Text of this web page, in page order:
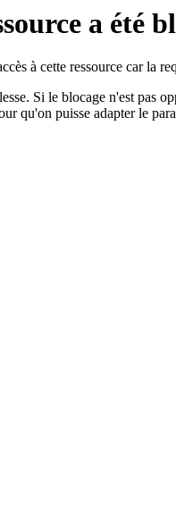
a été
à cette ressource car la
Si le blocage n'est pas
qu'on puisse adapter le